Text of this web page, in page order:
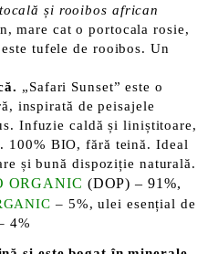
și rooibos african
mare cat o portocala rosie,
tufele de rooibos. Un
„Safari Sunset” este o
inspirată de peisajele
Infuzie caldă și liniștitoare,
100% BIO, fără teină. Ideal
și bună dispoziție naturală.
ORGANIC (DOP) – 91%,
– 5%, ulei esențial de
4%